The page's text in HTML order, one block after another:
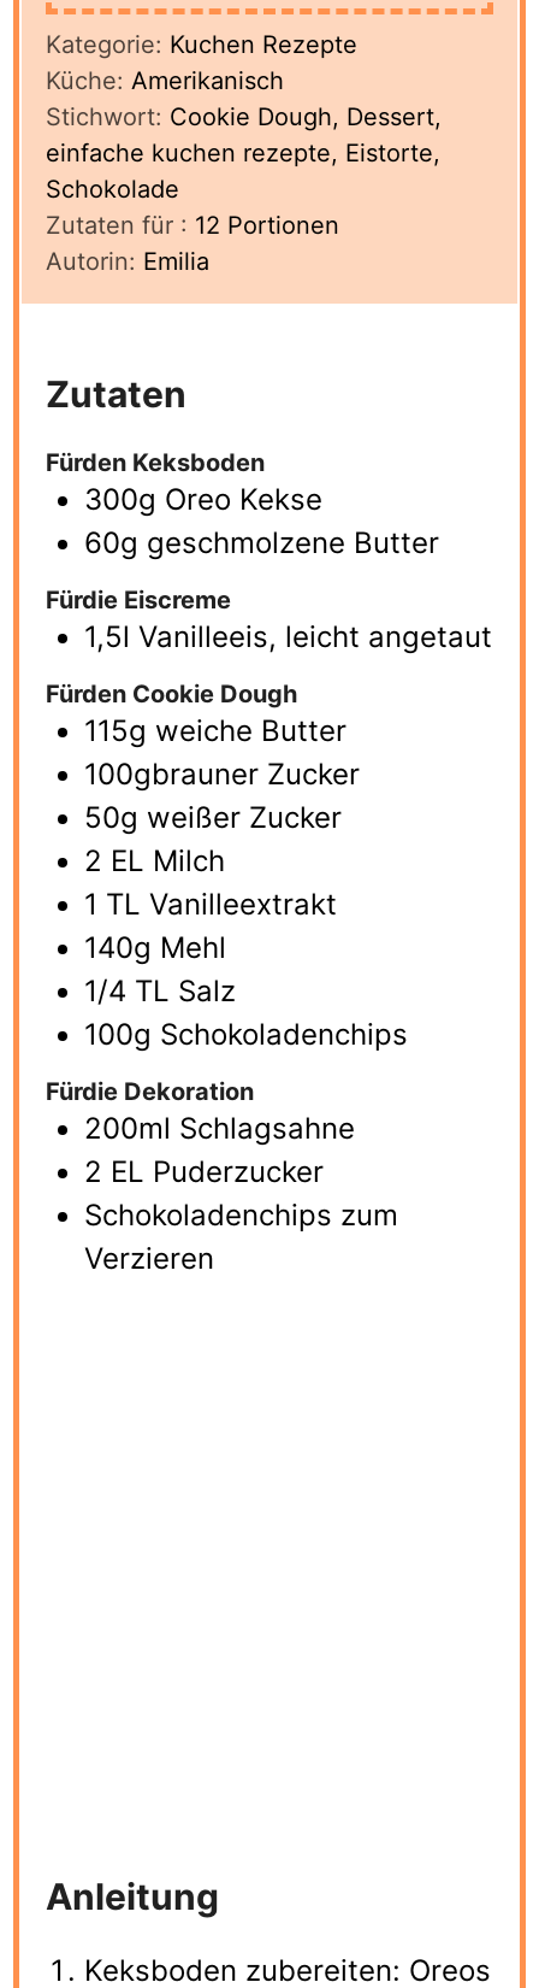
Kategorie: Kuchen Rezepte
Küche: Amerikanisch
Stichwort: Cookie Dough, Dessert,
einfache kuchen rezepte, Eistorte,
Schokolade
Zutaten für : 12 Portionen
Autorin: Emilia
Zutaten
Fürden Keksboden
300g Oreo Kekse
60g geschmolzene Butter
Fürdie Eiscreme
1,5l Vanilleeis, leicht angetaut
Fürden Cookie Dough
115g weiche Butter
100gbrauner Zucker
50g weißer Zucker
2 EL Milch
1 TL Vanilleextrakt
140g Mehl
1/4 TL Salz
100g Schokoladenchips
Fürdie Dekoration
200ml Schlagsahne
2 EL Puderzucker
Schokoladenchips zum
Verzieren
Anleitung
Keksboden zubereiten: Oreos